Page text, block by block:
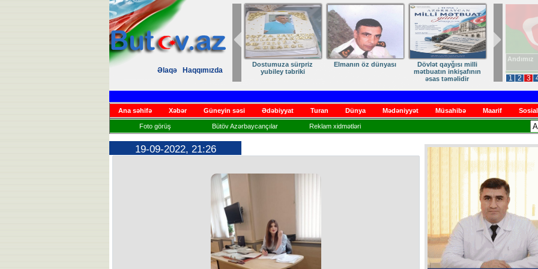
Əlaqə
Haqqımızda
1 2 3
Güvənc
Dostumuza sürpriz
yubiley təbriki
Elmanın öz dünyası
Dövlət qayğısı milli
mətbuatın inkişafının
əsas təməlidir
Ana səhifə Xəbər Güneyin səsi Ədəbiyyat Turan Dünya Mədəniyyət Müsahibə Maarif
Foto görüş Bütöv Azərbaycançılar Reklam xidmətləri
19-09-2022, 21:26